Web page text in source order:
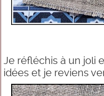
Je réfléchis à un joli
idées et je reviens